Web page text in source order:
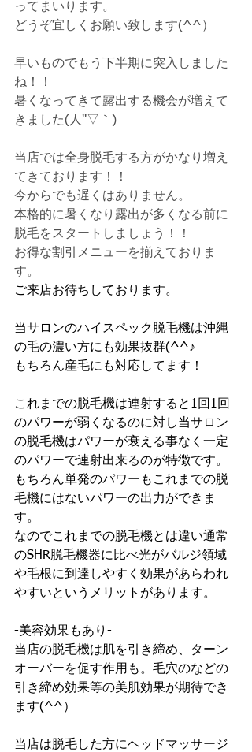
ってまいります。
どうぞ宜しくお願い致します(^^）
早いものでもう下半期に突入しました
ね！！
暑くなってきて露出する機会が増えて
きました(人''▽｀)
当店では全身脱毛する方がかなり増え
てきております！！
今からでも遅くはありません。
本格的に暑くなり露出が多くなる前に
脱毛をスタートしましょう！！
お得な割引メニューを揃えておりま
す。
ご来店お待ちしております。
当サロンのハイスペック脱毛機は沖縄
の毛の濃い方にも効果抜群(^^♪
もちろん産毛にも対応してます！
これまでの脱毛機は連射すると1回1回
のパワーが弱くなるのに対し当サロン
の脱毛機はパワーが衰える事なく一定
のパワーで連射出来るのが特徴です。
もちろん単発のパワーもこれまでの脱
毛機にはないパワーの出力ができま
す。
なのでこれまでの脱毛機とは違い通常
のSHR脱毛機器に比べ光がバルジ領域
や毛根に到達しやすく効果があらわれ
やすいというメリットがあります。
-美容効果もあり-
当店の脱毛機は肌を引き締め、ターン
オーバーを促す作用も。毛穴のなどの
引き締め効果等の美肌効果が期待でき
ます(^^）
当店は脱毛した方にヘッドマッサージ